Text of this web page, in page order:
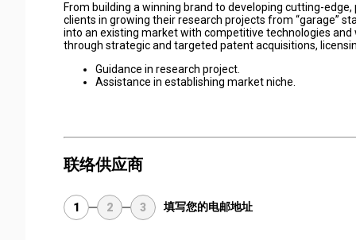
From building a winning brand to developing cutting-
clients in growing their research projects from “garage”
into an existing market with competitive technologies
through strategic and targeted patent acquisitions,
Guidance in research project.
Assistance in establishing market niche.
联络供应商
1 2 3 填写您的电邮地址